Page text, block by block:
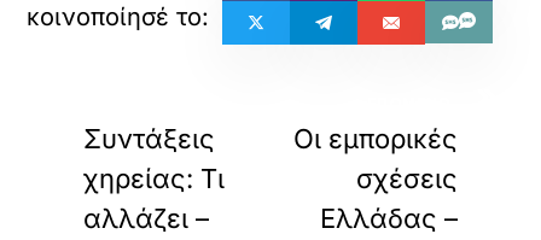
Συντάξεις
χηρείας: Τι
αλλάζει –
Οι εμπορικές
σχέσεις
Ελλάδας –